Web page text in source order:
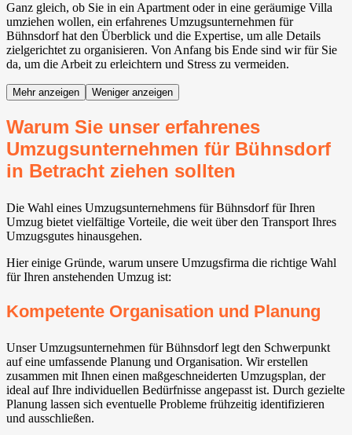
Ganz gleich, ob Sie in ein Apartment oder in eine geräumige Villa
umziehen wollen, ein erfahrenes Umzugsunternehmen für
Bühnsdorf hat den Überblick und die Expertise, um alle Details
zielgerichtet zu organisieren. Von Anfang bis Ende sind wir für Sie
da, um die Arbeit zu erleichtern und Stress zu vermeiden.
Mehr anzeigen Weniger anzeigen
Warum Sie unser erfahrenes
Umzugsunternehmen für Bühnsdorf
in Betracht ziehen sollten
Die Wahl eines Umzugsunternehmens für Bühnsdorf für Ihren
Umzug bietet vielfältige Vorteile, die weit über den Transport Ihres
Umzugsgutes hinausgehen.
Hier einige Gründe, warum unsere Umzugsfirma die richtige Wahl
für Ihren anstehenden Umzug ist:
Kompetente Organisation und Planung
Unser Umzugsunternehmen für Bühnsdorf legt den Schwerpunkt
auf eine umfassende Planung und Organisation. Wir erstellen
zusammen mit Ihnen einen maßgeschneiderten Umzugsplan, der
ideal auf Ihre individuellen Bedürfnisse angepasst ist. Durch gezielte
Planung lassen sich eventuelle Probleme frühzeitig identifizieren
und ausschließen.